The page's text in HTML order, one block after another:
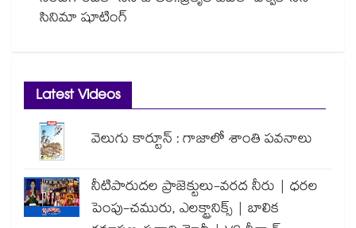
సినిమా షూటింగ్
Latest Videos
వెలుగు కార్టూన్ : గాజాలో శాంతి పవనాలు
నీటిపారుదల ప్రాజెక్టులు-వరద నీరు | ధరల
పెంపు-చమురు, ఎలక్ట్రానిక్స్ | బాలిక